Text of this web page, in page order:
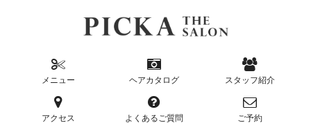
メニュー ヘアカタログ スタッフ紹介
アクセス よくあるご質問 ご予約